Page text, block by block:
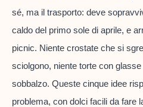
sé, ma il trasporto: deve
caldo del primo sole di aprile, e
picnic. Niente crostate che si
sciolgono, niente torte con
sobbalzo. Queste cinque idee
problema, con dolci facili da fare